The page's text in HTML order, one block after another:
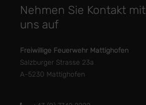
Nehmen Sie Kontakt mit
uns auf
Freiwillige Feuerwehr Mattighofen
Salzburger Strasse 23a
A-5230 Mattighofen